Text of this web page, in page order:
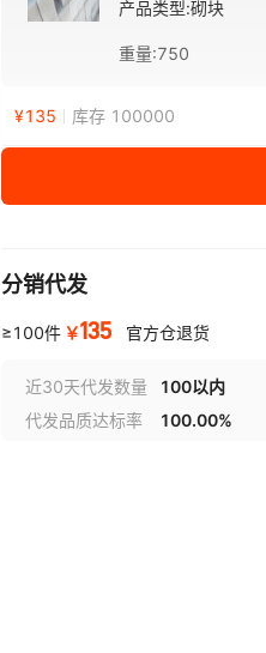
产品类型:砌块
重量:750
¥135 库存 100000
分销代发
≥100件 ￥135 官方仓退货
近30天代发数量 100以内
代发品质达标率
100.00%